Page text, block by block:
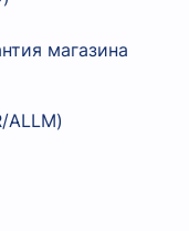
магазина
ALLM)